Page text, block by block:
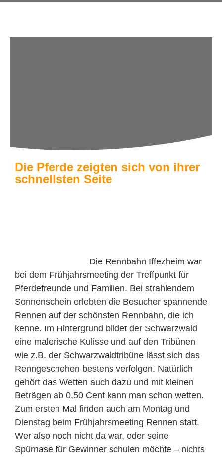
Die Pferde zeigten sich von ihrer
schnellsten Seite
Die Rennbahn Iffezheim war
bei dem Frühjahrsmeeting der Treffpunkt für
Pferdefreunde und Familien. Bei strahlendem
Sonnenschein erlebten die Besucher spannende
Rennen auf der schönsten Rennbahn, die ich
kenne. Im Hintergrund bildet der Schwarzwald
eine malerische Kulisse und auf den Tribünen
wie z.B. der Schwarzwaldtribüne lässt sich das
Renngeschehen bestens verfolgen. Natürlich
gehört das Wetten auch dazu und mit kleinen
Beträgen ab 0,50 Cent kann man schon wetten.
Zum ersten Mal finden auch am Montag und
Dienstag beim Frühjahrsmeeting Rennen statt.
Wer also noch nicht da war, oder seine
Spürnase für Gewinner schulen möchte – nichts